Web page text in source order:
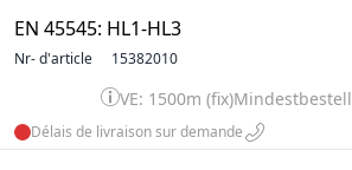
EN 45545: HL1-HL3
Nr- d'article 15382010
VE: 1500m (fix)
Délais de livraison sur demande